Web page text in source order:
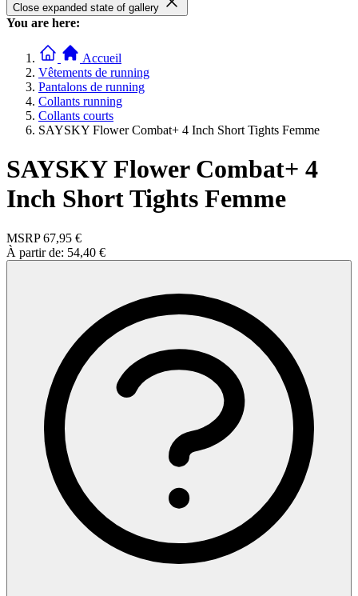
Close expanded state of gallery
You are here:
Accueil
Vêtements de running
Pantalons de running
Collants running
Collants courts
SAYSKY Flower Combat+ 4 Inch Short Tights Femme
SAYSKY Flower Combat+ 4
Inch Short Tights Femme
MSRP 67,95 €
À partir de: 54,40 €